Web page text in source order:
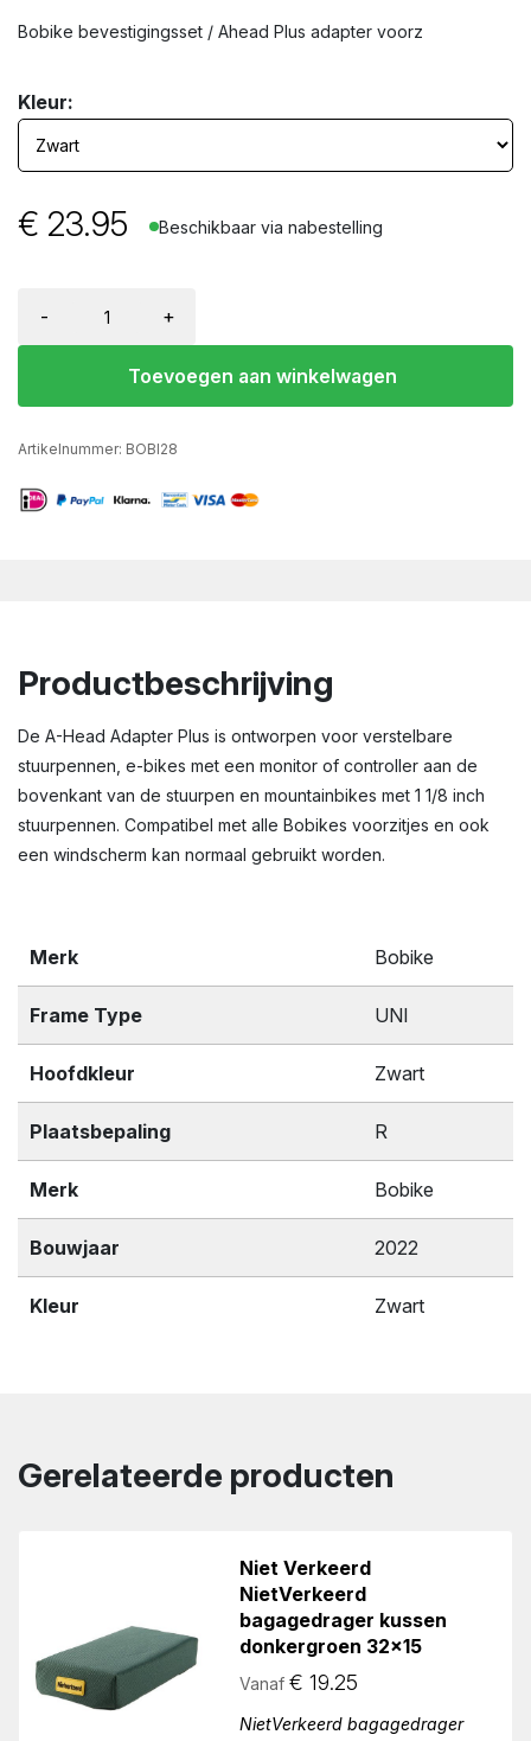
Bobike bevestigingsset / Ahead Plus adapter voorz
Kleur:
€ 23.95 Beschikbaar via nabestelling
- +
Toevoegen aan winkelwagen
Artikelnummer: BOBI28
Productbeschrijving
De A-Head Adapter Plus is ontworpen voor verstelbare
stuurpennen, e-bikes met een monitor of controller aan de
bovenkant van de stuurpen en mountainbikes met 1 1/8 inch
stuurpennen. Compatibel met alle Bobikes voorzitjes en ook
een windscherm kan normaal gebruikt worden.
Merk Bobike
Frame Type UNI
Hoofdkleur Zwart
Plaatsbepaling R
Merk Bobike
Bouwjaar 2022
Kleur Zwart
Gerelateerde producten
Niet Verkeerd
NietVerkeerd
bagagedrager kussen
donkergroen 32×15
Vanaf € 19.25
NietVerkeerd bagagedrager